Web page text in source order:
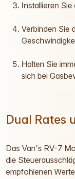
Installieren
Verbinden Sie
Halten Sie
sich bei
Dual Rates
Das Van's RV-7
die
empfohlenen